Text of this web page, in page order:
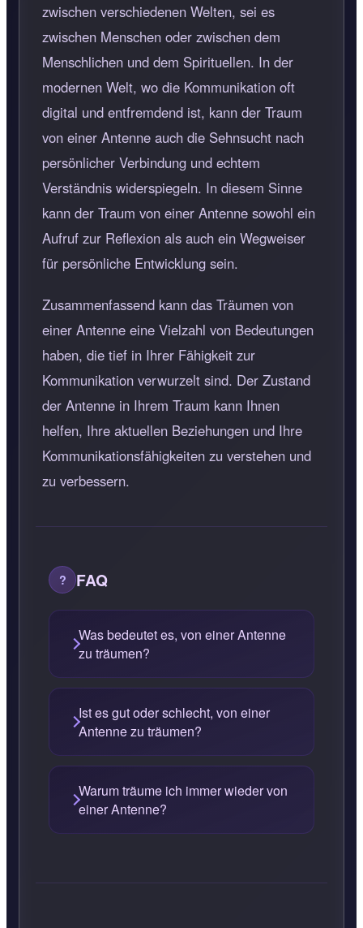
zwischen verschiedenen Welten, sei es
zwischen Menschen oder zwischen dem
Menschlichen und dem Spirituellen. In der
modernen Welt, wo die Kommunikation oft
digital und entfremdend ist, kann der Traum
von einer Antenne auch die Sehnsucht nach
persönlicher Verbindung und echtem
Verständnis widerspiegeln. In diesem Sinne
kann der Traum von einer Antenne sowohl ein
Aufruf zur Reflexion als auch ein Wegweiser
für persönliche Entwicklung sein.
Zusammenfassend kann das Träumen von
einer Antenne eine Vielzahl von Bedeutungen
haben, die tief in Ihrer Fähigkeit zur
Kommunikation verwurzelt sind. Der Zustand
der Antenne in Ihrem Traum kann Ihnen
helfen, Ihre aktuellen Beziehungen und Ihre
Kommunikationsfähigkeiten zu verstehen und
zu verbessern.
FAQ
Was bedeutet es, von einer Antenne
zu träumen?
Ist es gut oder schlecht, von einer
Antenne zu träumen?
Warum träume ich immer wieder von
einer Antenne?